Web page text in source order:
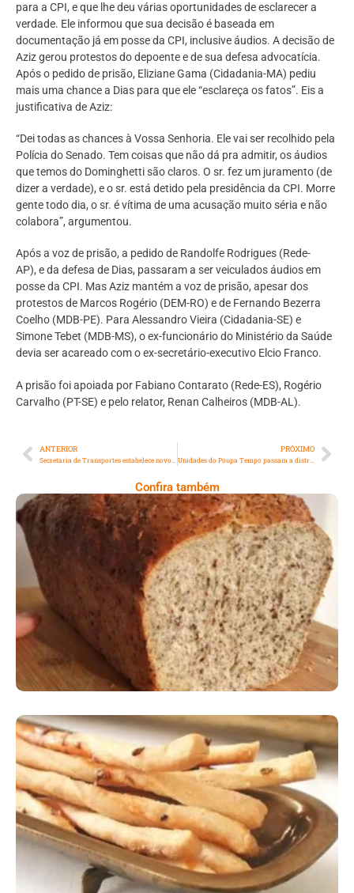
para a CPI, e que lhe deu várias oportunidades de esclarecer a
verdade. Ele informou que sua decisão é baseada em
documentação já em posse da CPI, inclusive áudios. A decisão de
Aziz gerou protestos do depoente e de sua defesa advocatícia.
Após o pedido de prisão, Eliziane Gama (Cidadania-MA) pediu
mais uma chance a Dias para que ele “esclareça os fatos”. Eis a
justificativa de Aziz:
“Dei todas as chances à Vossa Senhoria. Ele vai ser recolhido pela
Polícia do Senado. Tem coisas que não dá pra admitir, os áudios
que temos do Dominghetti são claros. O sr. fez um juramento (de
dizer a verdade), e o sr. está detido pela presidência da CPI. Morre
gente todo dia, o sr. é vítima de uma acusação muito séria e não
colabora”, argumentou.
Após a voz de prisão, a pedido de Randolfe Rodrigues (Rede-
AP), e da defesa de Dias, passaram a ser veiculados áudios em
posse da CPI. Mas Aziz mantém a voz de prisão, apesar dos
protestos de Marcos Rogério (DEM-RO) e de Fernando Bezerra
Coelho (MDB-PE). Para Alessandro Vieira (Cidadania-SE) e
Simone Tebet (MDB-MS), o ex-funcionário do Ministério da Saúde
devia ser acareado com o ex-secretário-executivo Elcio Franco.
A prisão foi apoiada por Fabiano Contarato (Rede-ES), Rogério
Carvalho (PT-SE) e pelo relator, Renan Calheiros (MDB-AL).
ANTERIOR PRÓXIMO
Unidades do Poupa Tempo passam a distribuir cartões do SuperaRJ
Confira também
Comer Bem: Pão Low Carb
Comer Bem: Palitinhos De Cebola E Salsa